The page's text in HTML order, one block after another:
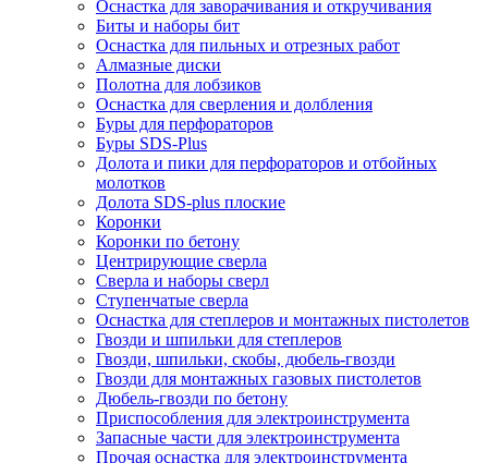
Оснастка для заворачивания и откручивания
Биты и наборы бит
Оснастка для пильных и отрезных работ
Алмазные диски
Полотна для лобзиков
Оснастка для сверления и долбления
Буры для перфораторов
Буры SDS-Plus
Долота и пики для перфораторов и отбойных
молотков
Долота SDS-plus плоские
Коронки
Коронки по бетону
Центрирующие сверла
Сверла и наборы сверл
Ступенчатые сверла
Оснастка для степлеров и монтажных пистолетов
Гвозди и шпильки для степлеров
Гвозди, шпильки, скобы, дюбель-гвозди
Гвозди для монтажных газовых пистолетов
Дюбель-гвозди по бетону
Приспособления для электроинструмента
Запасные части для электроинструмента
Прочая оснастка для электроинструмента